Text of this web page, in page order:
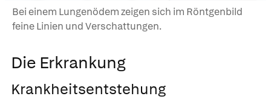
Bei einem Lungenödem zeigen sich im Röntgenbild
feine Linien und Verschattungen.
Die Erkrankung
Krankheitsentstehung